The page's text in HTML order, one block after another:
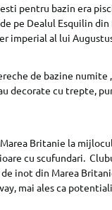
pentru bazin era
pe Dealul Esquilin
imperial al lui
de bazine numite
decorate cu trepte,
Britanie la
cu scufundari.
inot din Marea
mai ales ca